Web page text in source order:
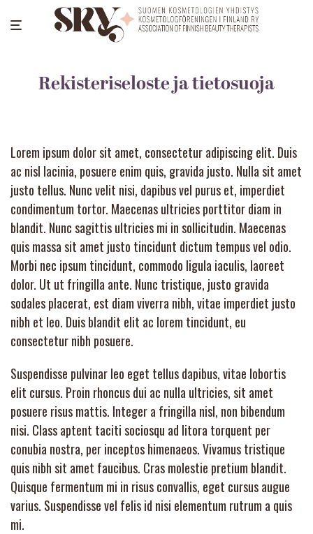
Rekisteriseloste ja tietosuoja
Lorem ipsum dolor sit amet, consectetur adipiscing elit. Duis
ac nisl lacinia, posuere enim quis, gravida justo. Nulla sit amet
justo tellus. Nunc velit nisi, dapibus vel purus et, imperdiet
condimentum tortor. Maecenas ultricies porttitor diam in
blandit. Nunc sagittis ultricies mi in sollicitudin. Maecenas
quis massa sit amet justo tincidunt dictum tempus vel odio.
Morbi nec ipsum tincidunt, commodo ligula iaculis, laoreet
dolor. Ut ut fringilla ante. Nunc tristique, justo gravida
sodales placerat, est diam viverra nibh, vitae imperdiet justo
nibh et leo. Duis blandit elit ac lorem tincidunt, eu
consectetur nibh posuere.
Suspendisse pulvinar leo eget tellus dapibus, vitae lobortis
elit cursus. Proin rhoncus dui ac nulla ultricies, sit amet
posuere risus mattis. Integer a fringilla nisl, non bibendum
nisi. Class aptent taciti sociosqu ad litora torquent per
conubia nostra, per inceptos himenaeos. Vivamus tristique
quis nibh sit amet faucibus. Cras molestie pretium blandit.
Quisque fermentum mi in risus convallis, eget cursus augue
varius. Suspendisse vel felis id nisi elementum rutrum a quis
mi.